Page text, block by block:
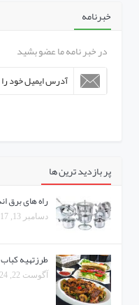
خبرنامه
در خبر نامه ما عضو بشید
پر بازدید ترین ها
راه های برق
دسامبر 13, 2017
طرزتهیه
آگوست 22, 2024